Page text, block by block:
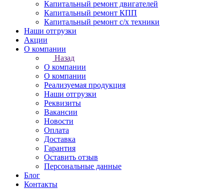
Капитальный ремонт двигателей
Капитальный ремонт КПП
Капитальный ремонт с/х техники
Наши отгрузки
Акции
О компании
Назад
О компании
О компании
Реализуемая продукция
Наши отгрузки
Реквизиты
Вакансии
Новости
Оплата
Доставка
Гарантия
Оставить отзыв
Персональные данные
Блог
Контакты